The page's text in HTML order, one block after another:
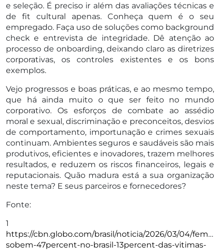
e seleção. É preciso ir além das avaliações técnicas e
de fit cultural apenas. Conheça quem é o seu
empregado. Faça uso de soluções como background
check e entrevista de integridade. Dê atenção ao
processo de onboarding, deixando claro as diretrizes
corporativas, os controles existentes e os bons
exemplos.
Vejo progressos e boas práticas, e ao mesmo tempo,
que há ainda muito o que ser feito no mundo
corporativo. Os esforços de combate ao assédio
moral e sexual, discriminação e preconceitos, desvios
de comportamento, importunação e crimes sexuais
continuam. Ambientes seguros e saudáveis são mais
produtivos, eficientes e inovadores, trazem melhores
resultados, e reduzem os riscos financeiros, legais e
reputacionais. Quão madura está a sua organização
neste tema? E seus parceiros e fornecedores?
Fonte:
1
https://cbn.globo.com/brasil/noticia/2026/03/04/
sobem-47percent-no-brasil-13percent-das-vitimas-